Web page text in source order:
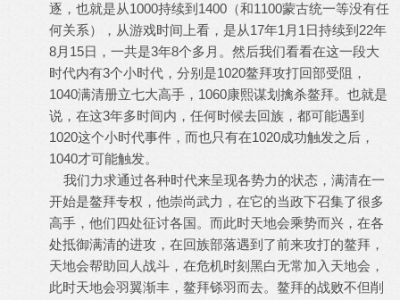
逐，也就是从1000持续到1400（和1100蒙古统一等没有任
何关系），从游戏时间上看，是从17年1月1日持续到22年
8月15日，一共是3年8个多月。然后我们看看在这一段大
时代内有3个小时代，分别是1020鳌拜攻打回部受阻，
1040满清册立七大高手，1060康熙谋划擒杀鳌拜。也就是
说，在这3年多时间内，任何时候去回族，都可能遇到
1020这个小时代事件，而也只有在1020成功触发之后，
1040才可能触发。
我们力求通过各种时代来呈现各势力的状态，满清在一
开始是鳌拜专权，他崇尚武力，在它的当政下召集了很多
高手，他们四处征讨各国。而此时天地会乘势而兴，在各
处抵御满清的进攻，在回族部落遇到了前来攻打的鳌拜，
天地会帮助回人战斗，在危机时刻黑白无常加入天地会，
此时天地会羽翼渐丰，鳌拜铩羽而去。鳌拜的战败不但削